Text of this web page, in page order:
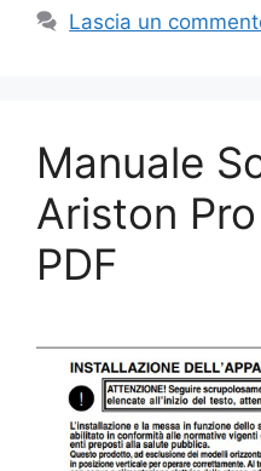
Lascia un
Manuale
Ariston
PDF